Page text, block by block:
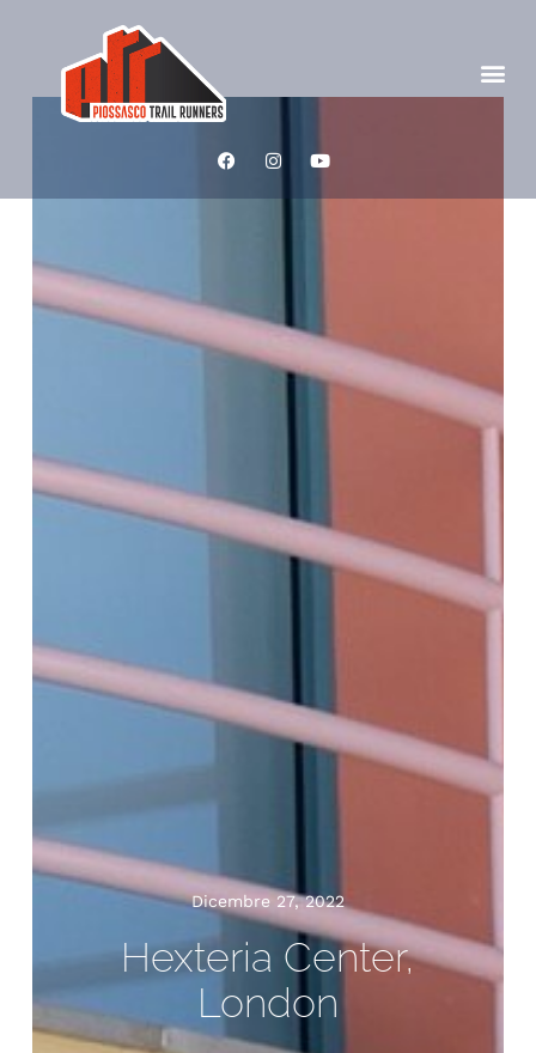
Dicembre 27, 2022
Hexteria Center,
London